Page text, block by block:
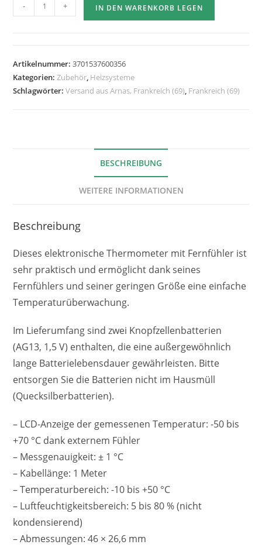
der
mit
Fernfühler
- + IN DEN WARENKORB LEGEN
Artikelnummer:3701537600356
Kategorien:Zubehör, Heizsysteme
Schlagwörter:Versand aus Arnas, Frankreich (69), Frankreich (69)
BESCHREIBUNG
WEITERE INFORMATIONEN
Beschreibung
Dieses elektronische Thermometer mit Fernfühler ist
sehr praktisch und ermöglicht dank seines
Fernfühlers und seiner geringen Größe eine einfache
Temperaturüberwachung.
Im Lieferumfang sind zwei Knopfzellenbatterien
(AG13, 1,5 V) enthalten, die eine außergewöhnlich
lange Batterielebensdauer gewährleisten. Bitte
entsorgen Sie die Batterien nicht im Hausmüll
(Quecksilberbatterien).
– LCD-Anzeige der gemessenen Temperatur: -50 bis
+70 °C dank externem Fühler
– Messgenauigkeit: ± 1 °C
– Kabellänge: 1 Meter
– Temperaturbereich: -10 bis +50 °C
– Luftfeuchtigkeitsbereich: 5 bis 80 % (nicht
kondensierend)
– Abmessungen: 46 × 26,6 mm